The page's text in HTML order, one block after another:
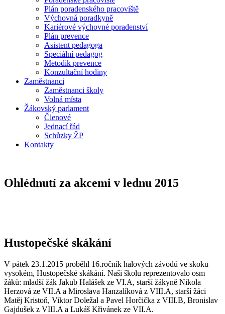
Plán poradenského pracoviště
Výchovná poradkyně
Kariérové výchovné poradenství
Plán prevence
Asistent pedagoga
Speciální pedagog
Metodik prevence
Konzultační hodiny
Zaměstnanci
Zaměstnanci školy
Volná místa
Žákovský parlament
Členové
Jednací řád
Schůzky ŽP
Kontakty
Ohlédnutí za akcemi v lednu 2015
Hustopečské skákání
V pátek 23.1.2015 proběhl 16.ročník halových závodů ve skoku
vysokém, Hustopečské skákání. Naši školu reprezentovalo osm
žáků: mladší žák Jakub Halášek ze VI.A, starší žákyně Nikola
Herzová ze VII.A a Miroslava Hanzalíková z VIII.A, starší žáci
Matěj Kristoň, Viktor Doležal a Pavel Horčička z VIII.B, Bronislav
Gajdušek z VIII.A a Lukáš Křivánek ze VII.A.